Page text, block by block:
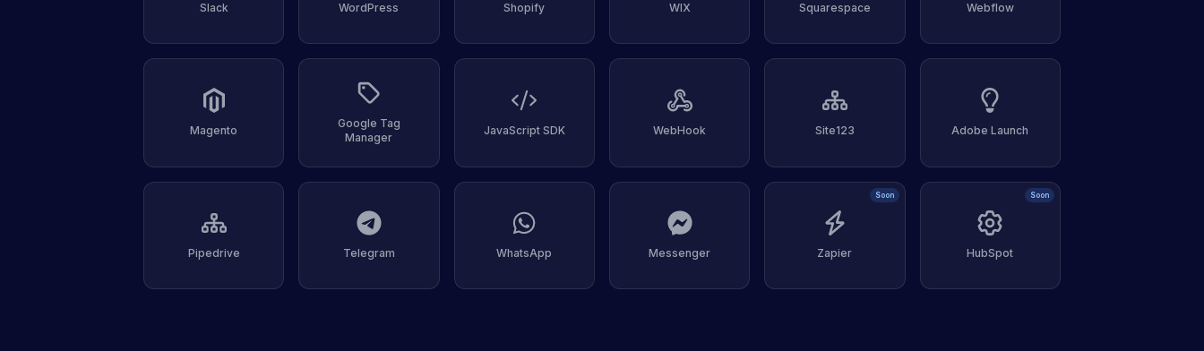
Slack WordPress Shopify WIX Squarespace Webflow
Magento
Google Tag
Manager
JavaScript SDK WebHook Site123 Adobe Launch
Pipedrive Telegram WhatsApp Messenger
Soon
Zapier
Soon
HubSpot